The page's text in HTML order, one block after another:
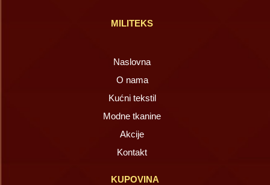
MILITEKS
Naslovna
O nama
Kućni tekstil
Modne tkanine
Akcije
Kontakt
KUPOVINA